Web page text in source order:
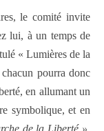
le comité invite
lui, à un temps de
« Lumières de la
pourra donc
en allumant un
symbolique, et en
de la Liberté »,